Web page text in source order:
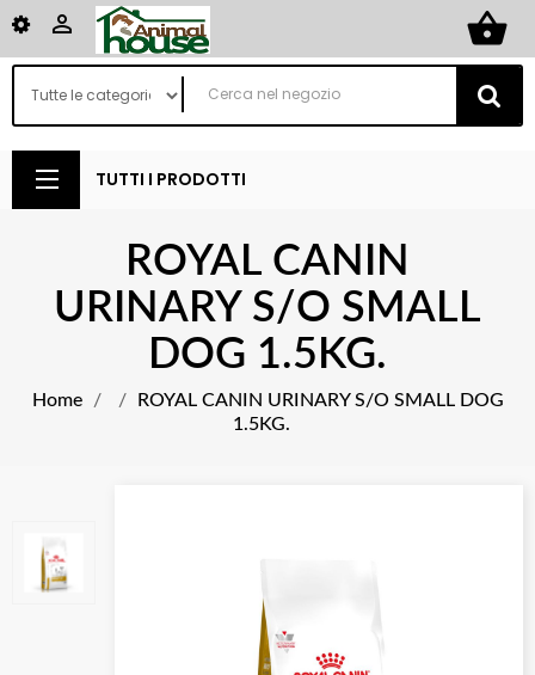
shopping_basket

TUTTI I PRODOTTI
ROYAL CANIN
URINARY S/O SMALL
DOG 1.5KG.
Home
ROYAL CANIN URINARY S/O SMALL DOG
1.5KG.